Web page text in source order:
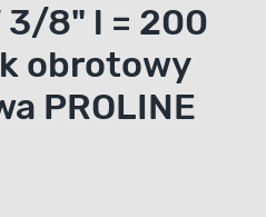
3/8" l = 200
obrotowy
PROLINE